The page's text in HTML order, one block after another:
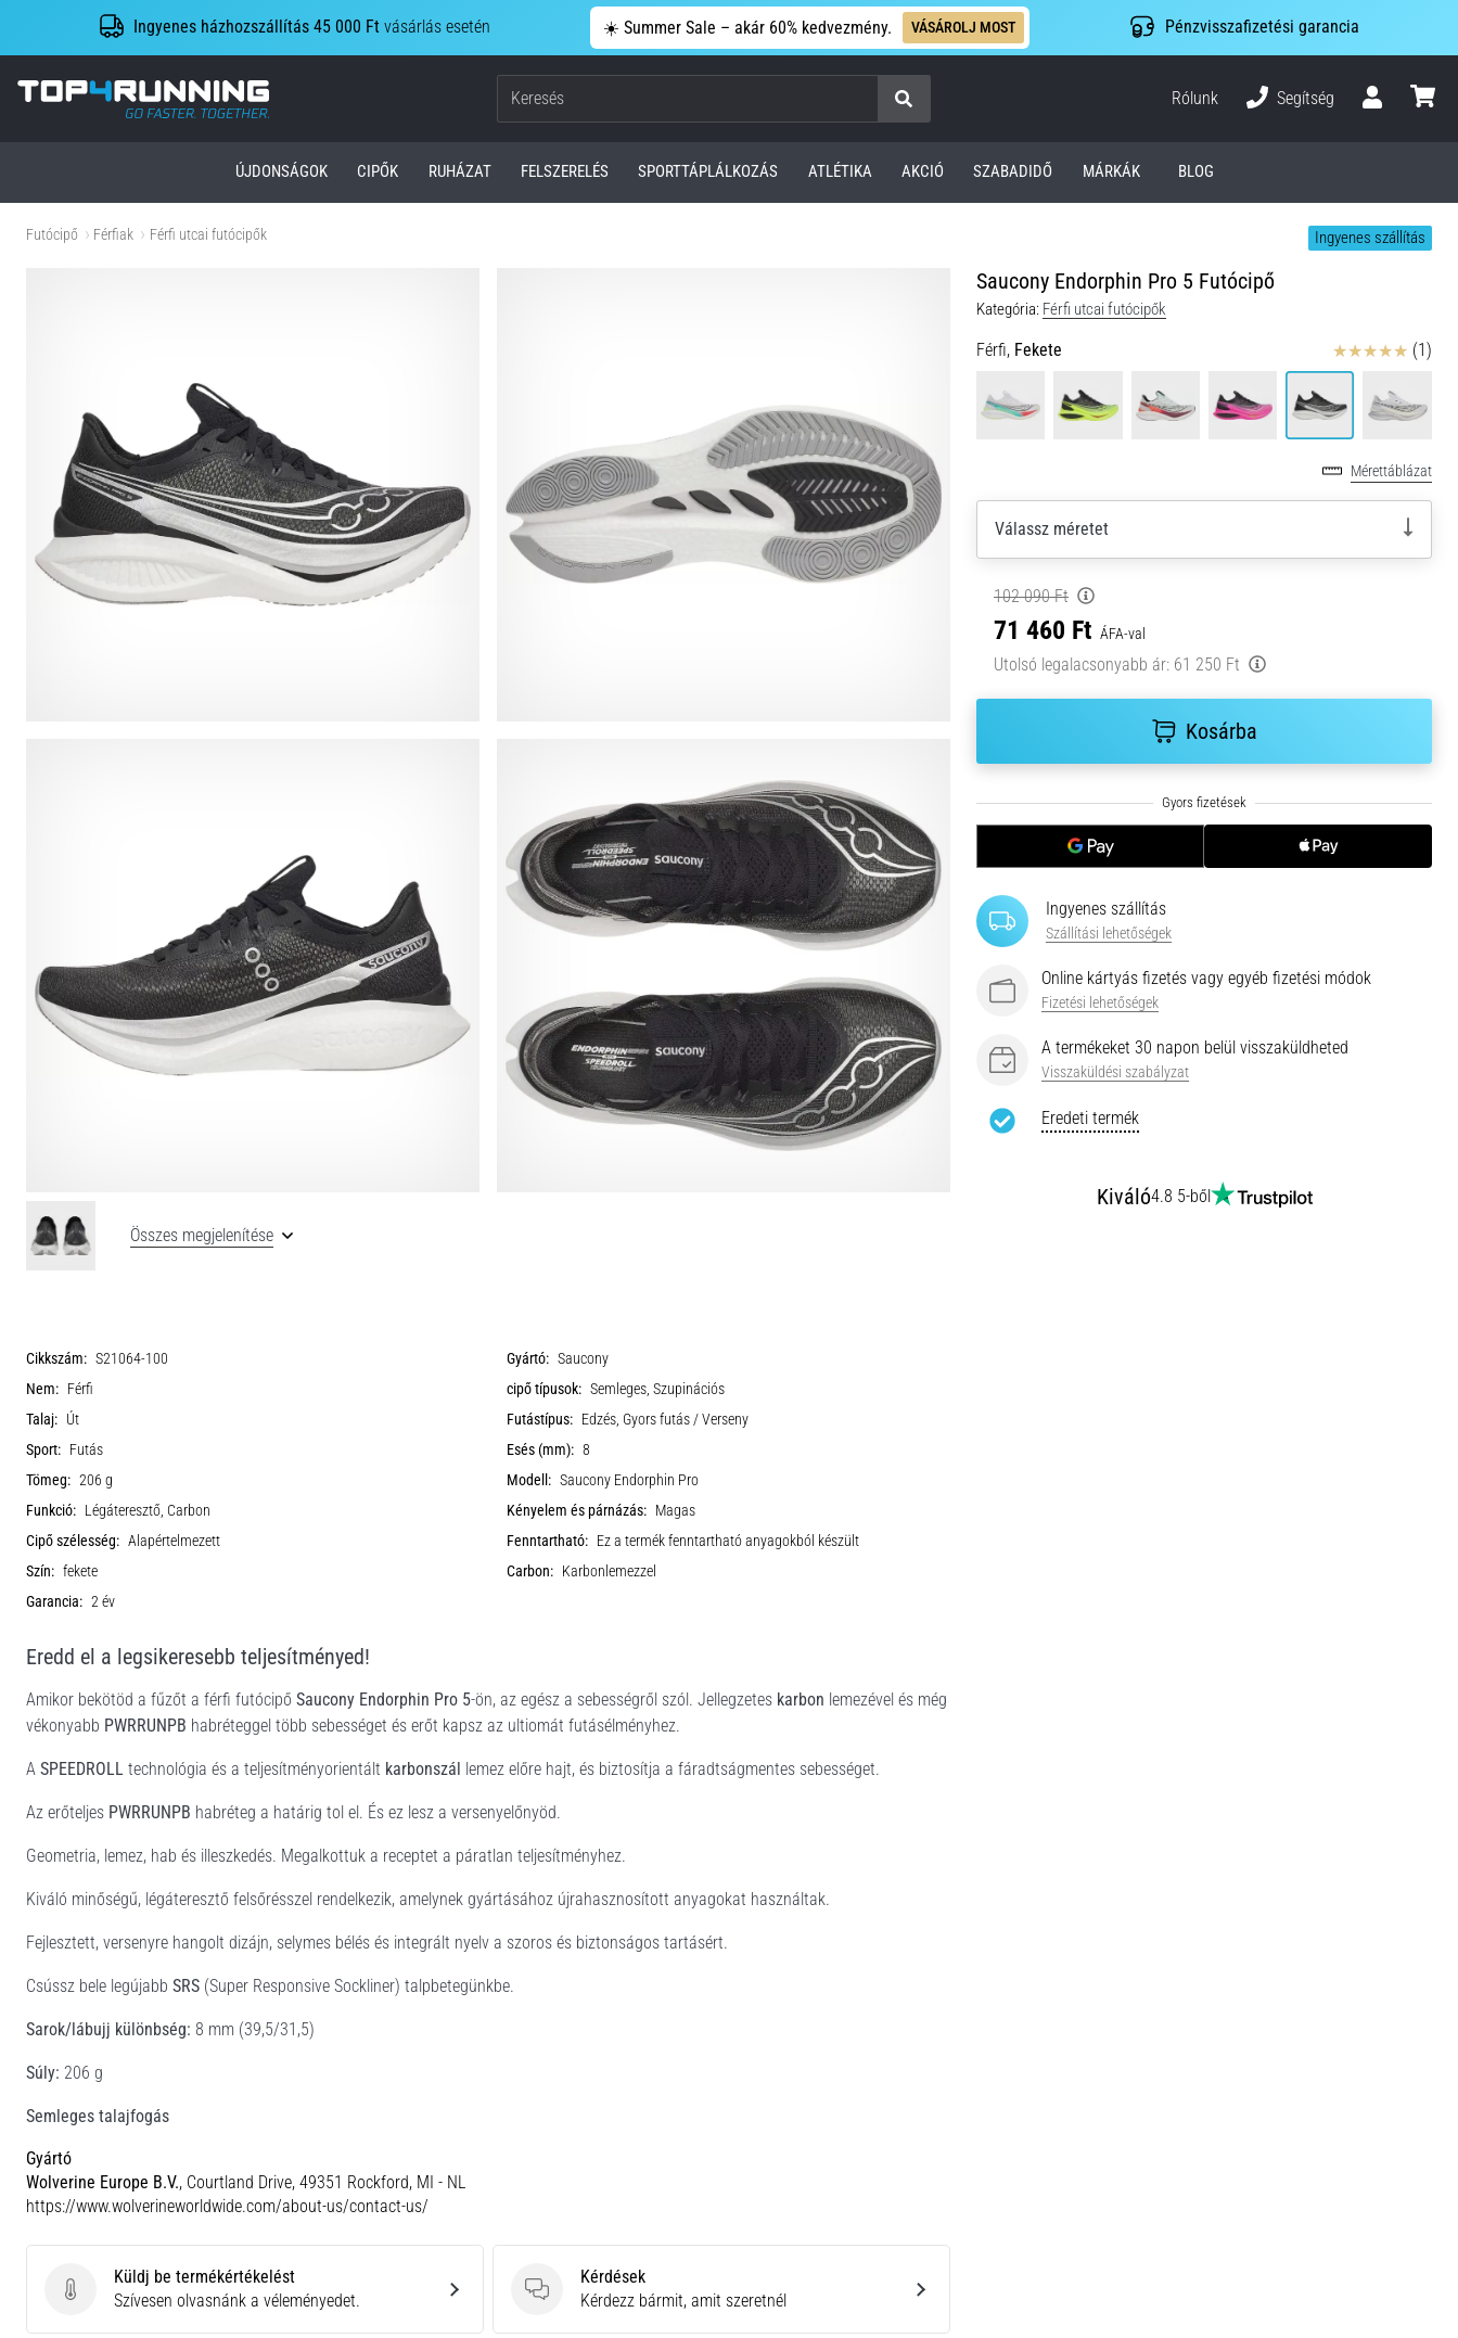
Ingyenes házhozszállítás 45 000 Ft vásárlás esetén ☀️ Summer Sale – akár 60% kedvezmény. VÁSÁROLJ MOST Pénzvisszafizetési garancia
Top4Running.hu
Keresés
Rólunk
Segítség
ÚJDONSÁGOK CIPŐK RUHÁZAT FELSZERELÉS SPORTTÁPLÁLKOZÁS ATLÉTIKA AKCIÓ SZABADIDŐ MÁRKÁK BLOG
Futócipő Férfiak Férfi utcai futócipők Ingyenes szállítás
Saucony Endorphin Pro 5 Futócipő
Kategória: Férfi utcai futócipők
Férfi, Fekete Értékelés (1)
Mérettáblázat
Válassz méretet
102 090 Ft
71 460 Ft ÁFA-val
Utolsó legalacsonyabb ár: 61 250 Ft
Kosárba
Ingyenes szállítás
Szállítási lehetőségek
Online kártyás fizetés vagy egyéb fizetési módok
Fizetési lehetőségek
A termékeket 30 napon belül visszaküldheted
Visszaküldési szabályzat
Eredeti termék
Kiváló4.8 5-ből
Összes megjelenítése
Cikkszám: S21064-100 Gyártó: Saucony
Nem: Férfi cipő típusok: Semleges, Szupinációs
Talaj: Út Futástípus: Edzés, Gyors futás / Verseny
Sport: Futás Esés (mm): 8
Tömeg: 206 g Modell: Saucony Endorphin Pro
Funkció: Légáteresztő, Carbon Kényelem és párnázás: Magas
Cipő szélesség: Alapértelmezett Fenntartható: Ez a termék fenntartható anyagokból készült
Szín: fekete Carbon: Karbonlemezzel
Garancia: 2 év
Eredd el a legsikeresebb teljesítményed!
Amikor bekötöd a fűzőt a férfi futócipő Saucony Endorphin Pro 5-ön, az egész a sebességről szól. Jellegzetes karbon lemezével és még
vékonyabb PWRRUNPB habréteggel több sebességet és erőt kapsz az ultiomát futásélményhez.
A SPEEDROLL technológia és a teljesítményorientált karbonszál lemez előre hajt, és biztosítja a fáradtságmentes sebességet.
Az erőteljes PWRRUNPB habréteg a határig tol el. És ez lesz a versenyelőnyöd.
Geometria, lemez, hab és illeszkedés. Megalkottuk a receptet a páratlan teljesítményhez.
Kiváló minőségű, légáteresztő felsőrésszel rendelkezik, amelynek gyártásához újrahasznosított anyagokat használtak.
Fejlesztett, versenyre hangolt dizájn, selymes bélés és integrált nyelv a szoros és biztonságos tartásért.
Csússz bele legújabb SRS (Super Responsive Sockliner) talpbetegünkbe.
Sarok/lábujj különbség: 8 mm (39,5/31,5)
Súly: 206 g
Semleges talajfogás
Gyártó
Wolverine Europe B.V., Courtland Drive, 49351 Rockford, MI - NL
https://www.wolverineworldwide.com/about-us/contact-us/
Küldj be termékértékelést
Küldj be termékértékelést
Szívesen olvasnánk a véleményedet.
Kérdések
Kérdések
Kérdezz bármit, amit szeretnél